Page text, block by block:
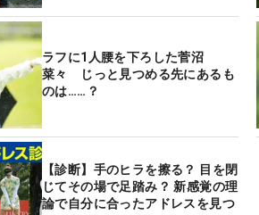
ラフに1人腰を下ろした菅沼
菜々 じっと見つめる先にあるも
のは……？
【診断】手のヒラを擦る？ 目を閉
じてその場で足踏み？ 新感覚の理
論で自分に合ったアドレスを見つ